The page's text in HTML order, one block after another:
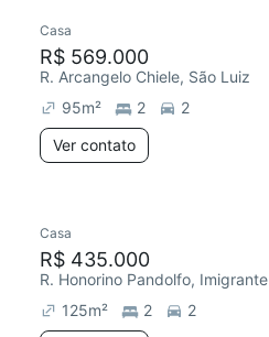
Casa
R$ 569.000
R. Arcangelo Chiele, São Luiz
95m² 2
2
Ver contato
Casa
R$ 435.000
R. Honorino Pandolfo, Imigrante
125m² 2
2